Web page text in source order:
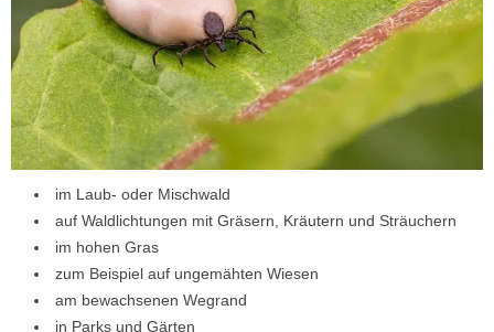
im Laub- oder Mischwald
auf Waldlichtungen mit Gräsern, Kräutern und Sträuchern
im hohen Gras
zum Beispiel auf ungemähten Wiesen
am bewachsenen Wegrand
in Parks und Gärten